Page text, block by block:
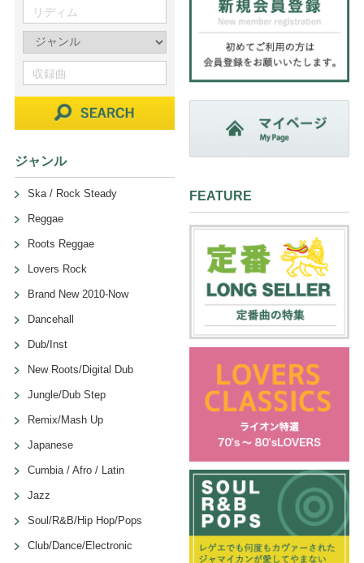
ジャンル
Ska / Rock Steady
Reggae
Roots Reggae
Lovers Rock
Brand New 2010-Now
Dancehall
Dub/Inst
New Roots/Digital Dub
Jungle/Dub Step
Remix/Mash Up
Japanese
Cumbia / Afro / Latin
Jazz
Soul/R&B/Hip Hop/Pops
Club/Dance/Electronic
FEATURE